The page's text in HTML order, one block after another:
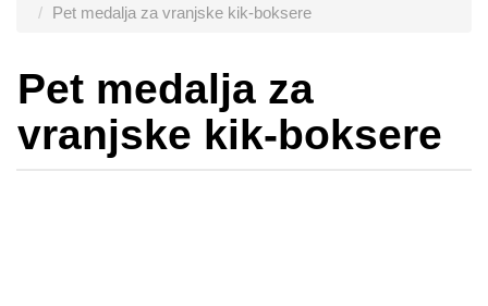
Pet medalja za vranjske kik-boksere
Pet medalja za
vranjske kik-boksere